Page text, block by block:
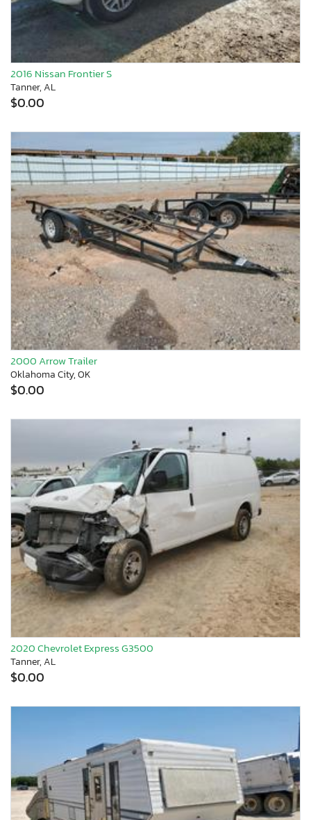
2016 Nissan Frontier S
Tanner, AL
$0.00
2000 Arrow Trailer
Oklahoma City, OK
$0.00
2020 Chevrolet Express G3500
Tanner, AL
$0.00